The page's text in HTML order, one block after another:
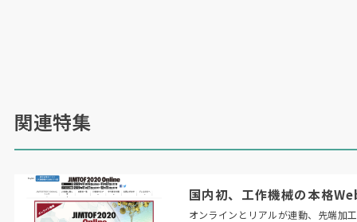
関連特集
国内初、工作機械の本格
オンラインとリアルが連動、先端加